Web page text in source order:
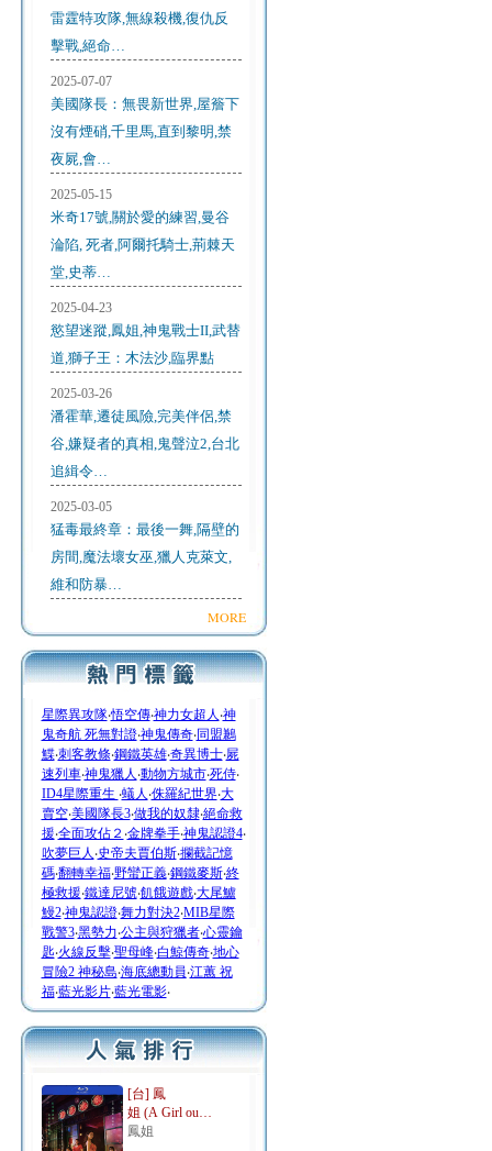
雷霆特攻隊,無線殺機,復仇反
擊戰,絕命…
2025-07-07
美國隊長：無畏新世界,屋簷下
沒有煙硝,千里馬,直到黎明,禁
夜屍,會…
2025-05-15
米奇17號,關於愛的練習,曼谷
淪陷, 死者,阿爾托騎士,荊棘天
堂,史蒂…
2025-04-23
慾望迷蹤,鳳姐,神鬼戰士II,武替
道,獅子王：木法沙,臨界點
2025-03-26
潘霍華,遷徒風險,完美伴侶,禁
谷,嫌疑者的真相,鬼聲泣2,台北
追緝令…
2025-03-05
猛毒最終章：最後一舞,隔壁的
房間,魔法壞女巫,獵人克萊文,
維和防暴…
MORE
星際異攻隊‧悟空傳‧神力女超人 ‧神
鬼奇航 死無對證‧神鬼傳奇‧同盟鶼
鰈‧刺客教條‧鋼鐵英雄‧奇異博士‧屍
速列車‧神鬼獵人 ‧動物方城市‧死侍‧
ID4星際重生 ‧蟻人 ‧侏羅紀世界‧大
賣空‧美國隊長3‧做我的奴隸‧絕命救
援‧全面攻佔２ ‧金牌拳手‧神鬼認證4‧
吹夢巨人 ‧史帝夫賈伯斯‧攔截記憶
碼‧翻轉幸福‧野蠻正義‧鋼鐵麥斯‧終
極救援‧鐵達尼號‧飢餓遊戲‧大尾鱸
鰻2‧神鬼認證‧舞力對決2‧MIB星際
戰警3‧黑勢力‧公主與狩獵者‧心靈鑰
匙‧火線反擊‧聖母峰‧白鯨傳奇‧地心
冒險2 神秘島‧海底總動員‧江蕙 祝
福‧藍光影片‧藍光電影‧
[台] 鳳
姐 (A Girl ou…
鳳姐